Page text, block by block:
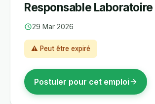
Responsable Laboratoire
29 Mar 2026
⚠ Peut être expiré
Postuler pour cet emploi